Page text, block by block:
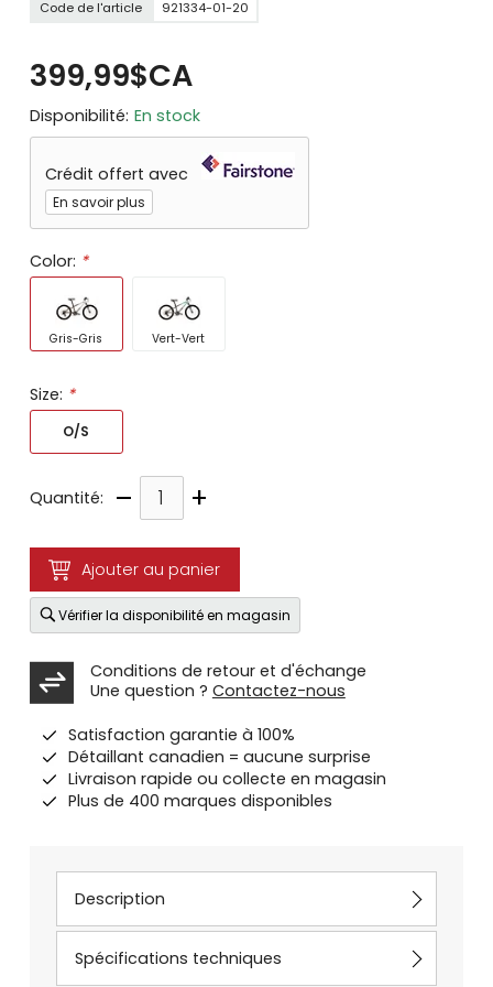
Code de l'article 921334-01-20
399,99$CA
Disponibilité: En stock
Crédit offert avec
En savoir plus
Color: *
Gris-Gris Vert-Vert
Size: *
O/S
Quantité: – +
Ajouter au panier
Vérifier la disponibilité en magasin
Conditions de retour et d'échange
Une question ? Contactez-nous
Satisfaction garantie à 100%
Détaillant canadien = aucune surprise
Livraison rapide ou collecte en magasin
Plus de 400 marques disponibles
Description
Spécifications techniques